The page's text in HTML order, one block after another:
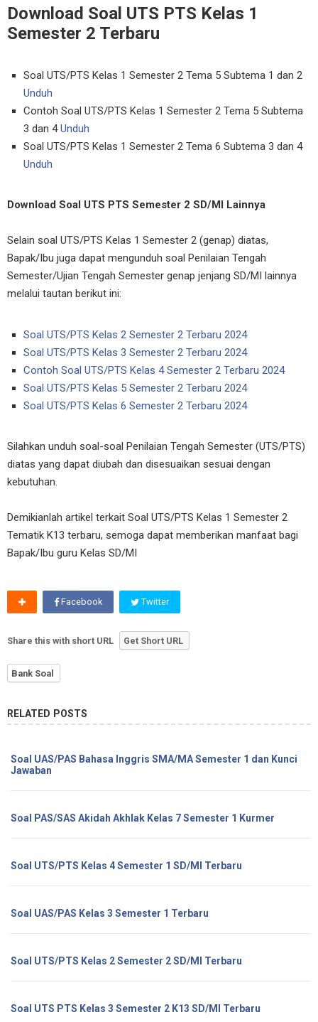
Download Soal UTS PTS Kelas 1
Semester 2 Terbaru
Soal UTS/PTS Kelas 1 Semester 2 Tema 5 Subtema 1 dan 2
Unduh
Contoh Soal UTS/PTS Kelas 1 Semester 2 Tema 5 Subtema
3 dan 4Unduh
Soal UTS/PTS Kelas 1 Semester 2 Tema 6 Subtema 3 dan 4
Unduh
Download Soal UTS PTS Semester 2 SD/MI Lainnya
Selain soal UTS/PTS Kelas 1 Semester 2 (genap) diatas,
Bapak/Ibu juga dapat mengunduh soal Penilaian Tengah
Semester/Ujian Tengah Semester genap jenjang SD/MI lainnya
melalui tautan berikut ini:
Soal UTS/PTS Kelas 2 Semester 2 Terbaru 2024
Soal UTS/PTS Kelas 3 Semester 2 Terbaru 2024
Contoh Soal UTS/PTS Kelas 4 Semester 2 Terbaru 2024
Soal UTS/PTS Kelas 5 Semester 2 Terbaru 2024
Soal UTS/PTS Kelas 6 Semester 2 Terbaru 2024
Silahkan unduh soal-soal Penilaian Tengah Semester (UTS/PTS)
diatas yang dapat diubah dan disesuaikan sesuai dengan
kebutuhan.
Demikianlah artikel terkait Soal UTS/PTS Kelas 1 Semester 2
Tematik K13 terbaru, semoga dapat memberikan manfaat bagi
Bapak/Ibu guru Kelas SD/MI
Facebook Twitter
Share this with short URL Get Short URL
Bank Soal
RELATED POSTS
Soal UAS/PAS Bahasa Inggris SMA/MA Semester 1 dan Kunci
Jawaban
Soal PAS/SAS Akidah Akhlak Kelas 7 Semester 1 Kurmer
Soal UTS/PTS Kelas 4 Semester 1 SD/MI Terbaru
Soal UAS/PAS Kelas 3 Semester 1 Terbaru
Soal UTS/PTS Kelas 2 Semester 2 SD/MI Terbaru
Soal UTS PTS Kelas 3 Semester 2 K13 SD/MI Terbaru